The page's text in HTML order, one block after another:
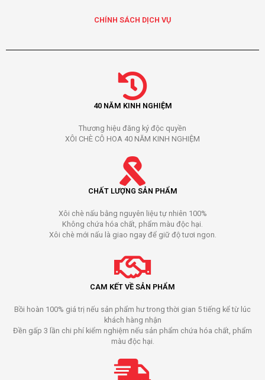
CHÍNH SÁCH DỊCH VỤ
40 NĂM KINH NGHIỆM
Thương hiệu đăng ký độc quyền
XÔI CHÈ CÔ HOA 40 NĂM KINH NGHIỆM
CHẤT LƯỢNG SẢN PHẨM
Xôi chè nấu bằng nguyên liệu tự nhiên 100%
Không chứa hóa chất, phẩm màu độc hại.
Xôi chè mới nấu là giao ngay để giữ độ tươi ngon.
CAM KẾT VỀ SẢN PHẨM
Bồi hoàn 100% giá trị nếu sản phẩm hư trong thời gian 5 tiếng kể từ lúc
khách hàng nhận
Đền gấp 3 lần chi phí kiểm nghiệm nếu sản phẩm chứa hóa chất, phẩm
màu độc hại.